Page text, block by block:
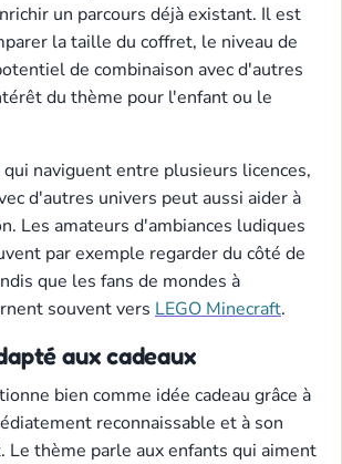
un parcours déjà existant. Il est
la taille du coffret, le niveau de
de combinaison avec d'autres
du thème pour l'enfant ou le
naviguent entre plusieurs licences,
d'autres univers peut aussi aider à
Les amateurs d'ambiances ludiques
par exemple regarder du côté de
que les fans de mondes à
souvent vers LEGO Minecraft.
aux cadeaux
bien comme idée cadeau grâce à
reconnaissable et à son
Le thème parle aux enfants qui aiment